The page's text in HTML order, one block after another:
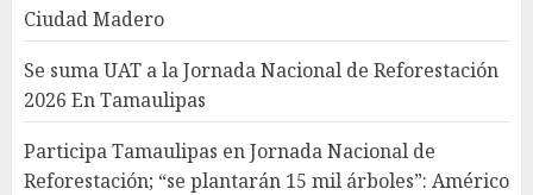
Ciudad Madero
Se suma UAT a la Jornada Nacional de Reforestación
2026 En Tamaulipas
Participa Tamaulipas en Jornada Nacional de
Reforestación; “se plantarán 15 mil árboles”: Américo